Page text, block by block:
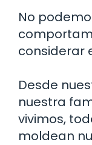
No
considerar
Desde
nuestra
vivimos,
moldean